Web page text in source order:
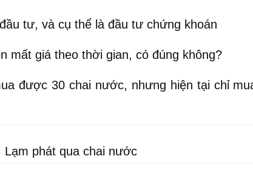
tư, và cụ thể là đầu tư chứng khoán
mất giá theo thời gian, có đúng không?
được 30 chai nước, nhưng hiện tại chỉ
Lạm phát qua chai nước